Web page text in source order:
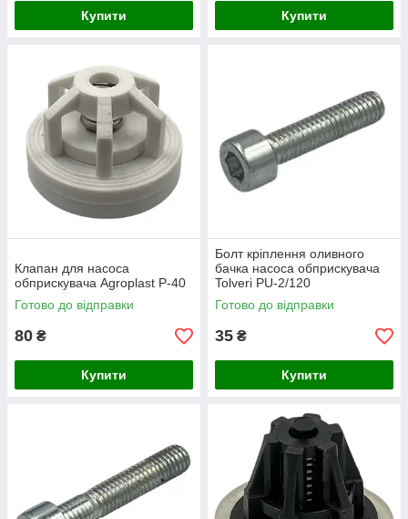
Купити Купити
Клапан для насоса
обприскувача Agroplast P-40
Готово до відправки
80 ₴
Купити
Болт кріплення оливного
бачка насоса обприскувача
Tolveri PU-2/120
Готово до відправки
35 ₴
Купити